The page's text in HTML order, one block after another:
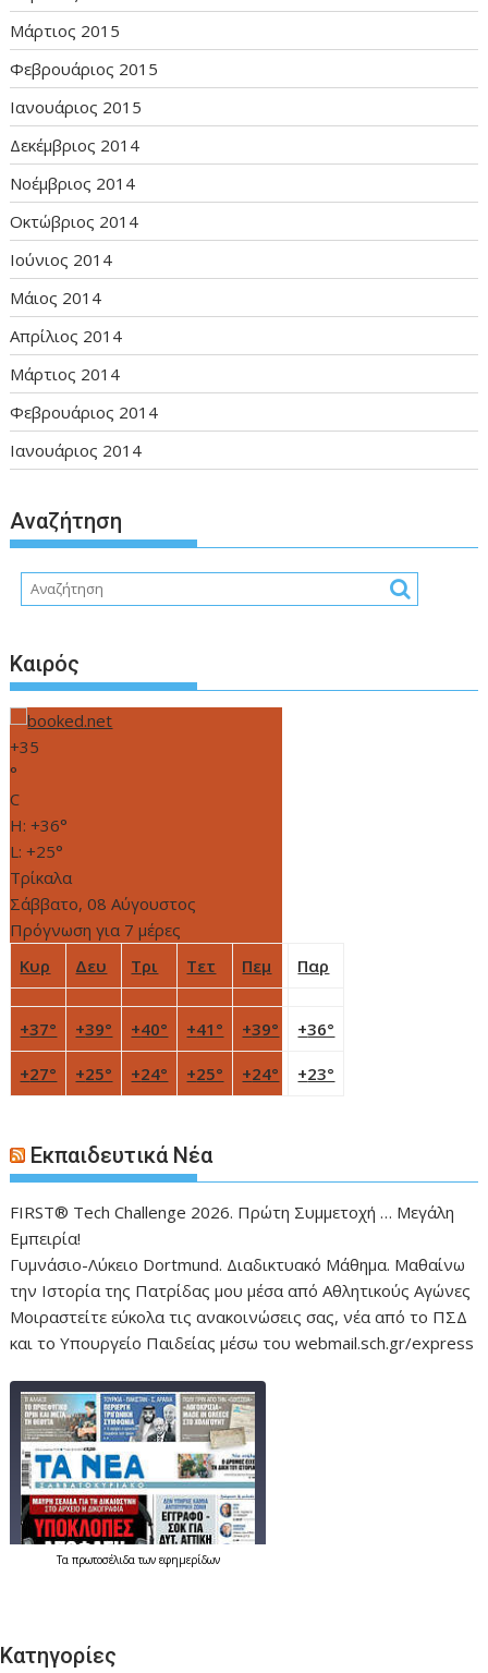
Μάρτιος 2015
Φεβρουάριος 2015
Ιανουάριος 2015
Δεκέμβριος 2014
Νοέμβριος 2014
Οκτώβριος 2014
Ιούνιος 2014
Μάιος 2014
Απρίλιος 2014
Μάρτιος 2014
Φεβρουάριος 2014
Ιανουάριος 2014
Αναζήτηση
Καιρός
+35
°
C
H:+36°
L:+25°
Τρίκαλα
Σάββατο, 08 Αύγουστος
Πρόγνωση για 7 μέρες
Κυρ
Δευ Τρι Τετ Πεμ Παρ
+37° +39° +40° +41° +39° +36°
+27° +25° +24° +25° +24° +23°
Εκπαιδευτικά Νέα
FIRST® Tech Challenge 2026. Πρώτη Συμμετοχή … Μεγάλη
Εμπειρία!
Γυμνάσιο-Λύκειο Dortmund. Διαδικτυακό Μάθημα. Μαθαίνω
την Ιστορία της Πατρίδας μου μέσα από Αθλητικούς Αγώνες
Μοιραστείτε εύκολα τις ανακοινώσεις σας, νέα από το ΠΣΔ
και το Υπουργείο Παιδείας μέσω του webmail.sch.gr/express
Τα πρωτοσέλιδα των εφημερίδων
Κατηγορίες